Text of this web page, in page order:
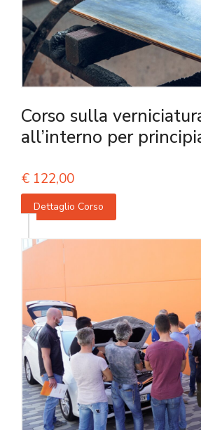
Corso sulla
all’interno per
€ 122,00
Dettaglio Corso